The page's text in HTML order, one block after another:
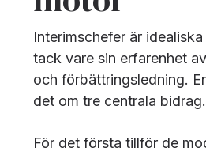
Interimschefer är
tack vare sin erfarenhet
och förbättringsledning.
det om tre centrala bidrag.
För det första tillför de